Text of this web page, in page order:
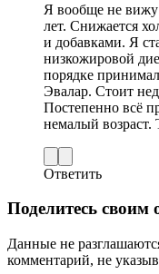
Я вообще не вижу
лет. Снижается
и добавками. Я
низкожировой
порядке
Эвалар. Стоит
Постепенно всё
немалый возраст.
Ответить
Поделитесь своим
Данные не
комментарий, не